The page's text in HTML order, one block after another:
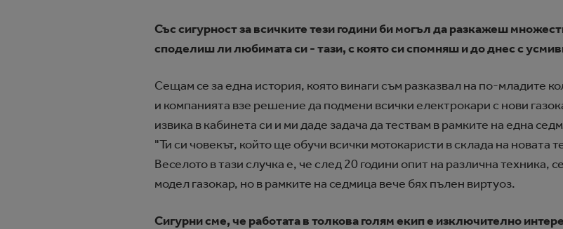
Със сигурност за всичките тези години би могъл да разкажеш
споделиш ли любимата си - тази, с която си спомняш и до днес с
Сещам се за една история, която винаги съм разказвал на по-младите
и компанията взе решение да подмени всички електрокари с нови
извика в кабинета си и ми даде задача да тествам в рамките на една
"Ти си човекът, който ще обучи всички мотокаристи в склада на новата
Веселото в тази случка е, че след 20 години опит на различна техника,
модел газокар, но в рамките на седмица вече бях пълен виртуоз.
Сигурни сме, че работата в толкова голям екип е изключително